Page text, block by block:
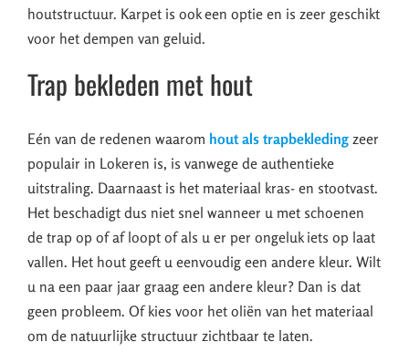
houtstructuur. Karpet is ook een optie en is zeer geschikt
voor het dempen van geluid.
Trap bekleden met hout
Eén van de redenen waarom hout als trapbekleding zeer
populair in Lokeren is, is vanwege de authentieke
uitstraling. Daarnaast is het materiaal kras- en stootvast.
Het beschadigt dus niet snel wanneer u met schoenen
de trap op of af loopt of als u er per ongeluk iets op laat
vallen. Het hout geeft u eenvoudig een andere kleur. Wilt
u na een paar jaar graag een andere kleur? Dan is dat
geen probleem. Of kies voor het oliën van het materiaal
om de natuurlijke structuur zichtbaar te laten.